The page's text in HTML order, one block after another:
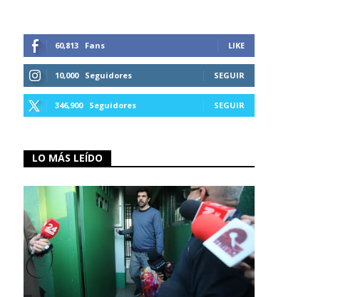
60,813 Fans LIKE
10,000 Seguidores SEGUIR
346,900 Seguidores SEGUIR
LO MÁS LEÍDO